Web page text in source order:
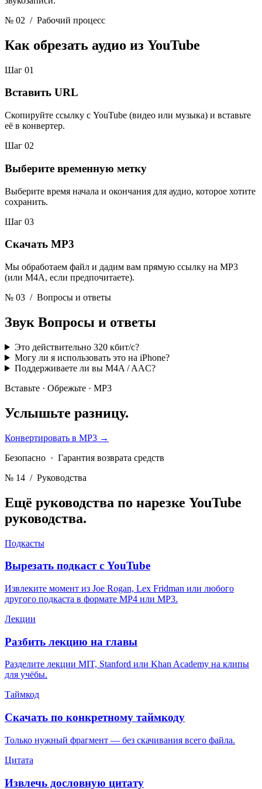
№ 02 / Рабочий процесс
Как обрезать аудио из YouTube
Шаг 01
Вставить URL
Скопируйте ссылку с YouTube (видео или музыка) и вставьте
её в конвертер.
Шаг 02
Выберите временную метку
Выберите время начала и окончания для аудио, которое хотите
сохранить.
Шаг 03
Скачать MP3
Мы обработаем файл и дадим вам прямую ссылку на MP3
(или M4A, если предпочитаете).
№ 03 / Вопросы и ответы
Звук Вопросы и ответы
Это действительно 320 кбит/с?
Могу ли я использовать это на iPhone?
Поддерживаете ли вы M4A / AAC?
Вставьте · Обрежьте · MP3
Услышьте разницу.
Конвертировать в MP3 →
Безопасно · Гарантия возврата средств
№ 14 / Руководства
Ещё руководства по нарезке YouTube
руководства.
Подкасты
Вырезать подкаст с YouTube
Извлеките момент из Joe Rogan, Lex Fridman или любого
другого подкаста в формате MP4 или MP3.
Лекции
Разбить лекцию на главы
Разделите лекции MIT, Stanford или Khan Academy на клипы
для учёбы.
Таймкод
Скачать по конкретному таймкоду
Только нужный фрагмент — без скачивания всего файла.
Цитата
Извлечь дословную цитату